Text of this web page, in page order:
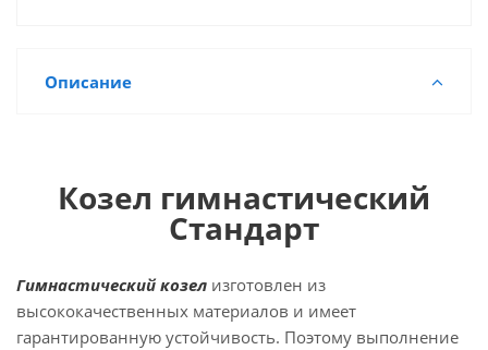
Описание
Козел гимнастический
Стандарт
Гимнастический козел изготовлен из
высококачественных материалов и имеет
гарантированную устойчивость. Поэтому выполнение